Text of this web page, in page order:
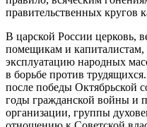
правительственных кругов
В царской России церковь,
помещикам и
эксплуатацию народных
в борьбе против
после победы Октябрьской
годы гражданской войны и
организации, группы